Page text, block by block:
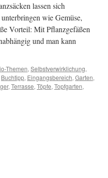
lassen sich
wie Gemüse,
Vorteil: Mit Pflanzgefäßen
und man kann
Themen, Selbstverwirklichung,
Buchtipp, Eingangsbereich, Garten,
, Terrasse, Töpfe, Topfgarten,